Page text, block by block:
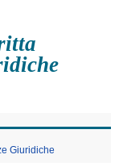
Giuridiche